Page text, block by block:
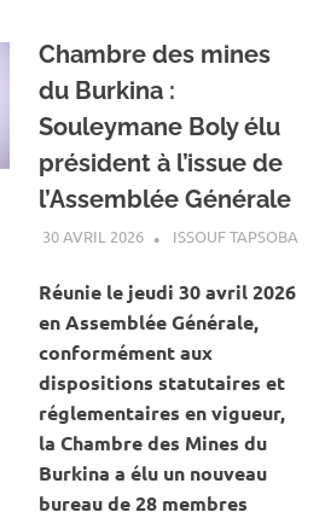
Chambre des mines
du Burkina :
Souleymane Boly élu
président à l’issue de
l’Assemblée Générale
30 AVRIL 2026 ISSOUF TAPSOBA
Réunie le jeudi 30 avril 2026
en Assemblée Générale,
conformément aux
dispositions statutaires et
réglementaires en vigueur,
la Chambre des Mines du
Burkina a élu un nouveau
bureau de 28 membres